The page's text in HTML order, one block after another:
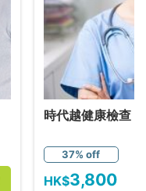
時代越健康檢查
37% off
HK$3,800